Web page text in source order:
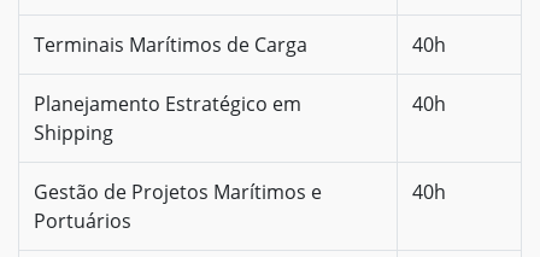
Terminais Marítimos de Carga 40h
Planejamento Estratégico em
Shipping
40h
Gestão de Projetos Marítimos e
Portuários
40h